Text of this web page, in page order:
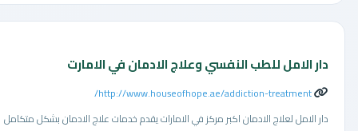
دار الامل للطب النفسي وعلاج الادمان في الامارت
http://www.houseofhope.ae/addiction-treatment/
دار الامل لعلاج الادمان اكبر مركز في الامارات يقدم خدمات علاج الادمان بشكل متكامل